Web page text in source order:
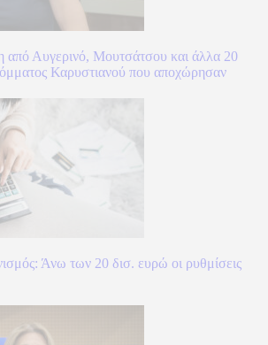
από Αυγερινό, Μουτσάτσου και άλλα 20
Καρυστιανού που αποχώρησαν
Άνω των 20 δισ. ευρώ οι ρυθμίσεις